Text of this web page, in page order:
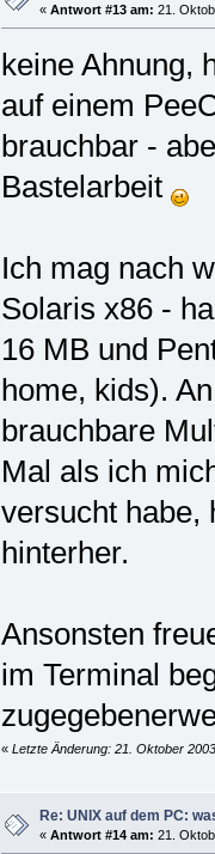
« Antwort #13 am: 21.
keine Ahnung,
auf einem
brauchbar -
Bastelarbeit
Ich mag nach
Solaris x86 -
16 MB und
home, kids).
brauchbare
Mal als ich
versucht habe,
hinterher.
Ansonsten
im Terminal
« Letzte Änderung: 21. Oktober
Re: UNIX auf dem PC:
« Antwort #14 am: 21.